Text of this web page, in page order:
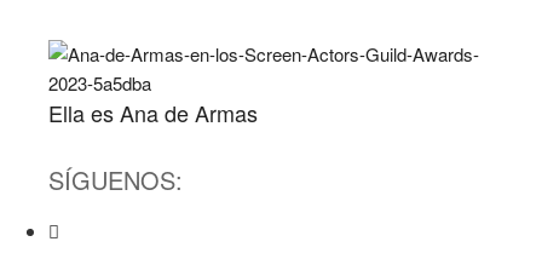
Ella es Ana de Armas
SÍGUENOS: